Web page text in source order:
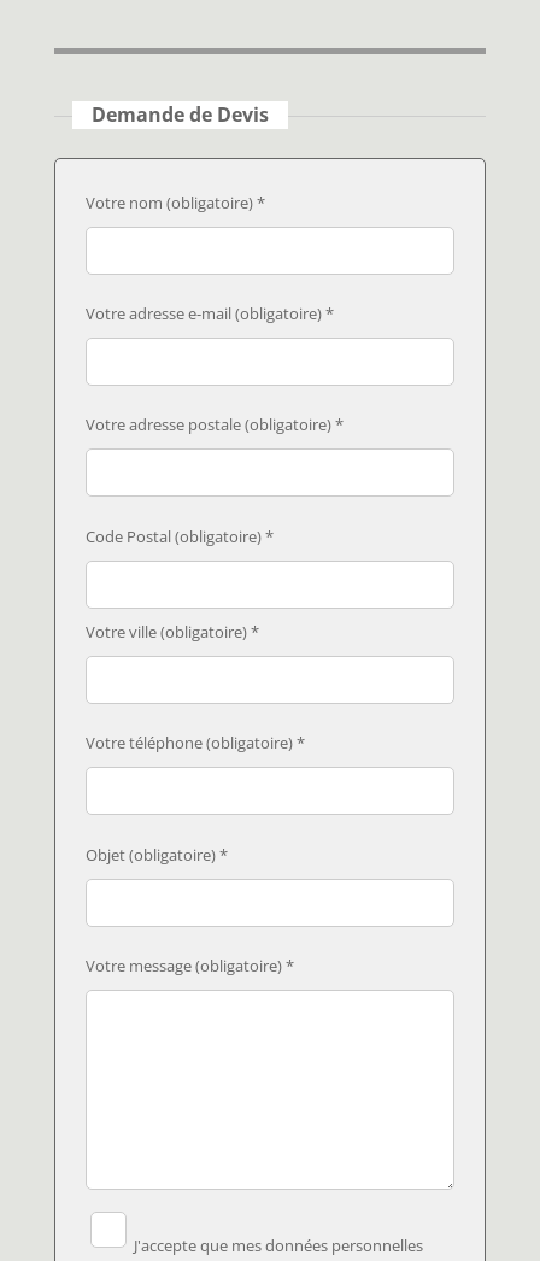
Demande de Devis
Votre nom (obligatoire) *
Votre adresse e-mail (obligatoire) *
Votre adresse postale (obligatoire) *
Code Postal (obligatoire) *
Votre ville (obligatoire) *
Votre téléphone (obligatoire) *
Objet (obligatoire) *
Votre message (obligatoire) *
J'accepte que mes données personnelles